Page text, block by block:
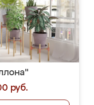
руб.